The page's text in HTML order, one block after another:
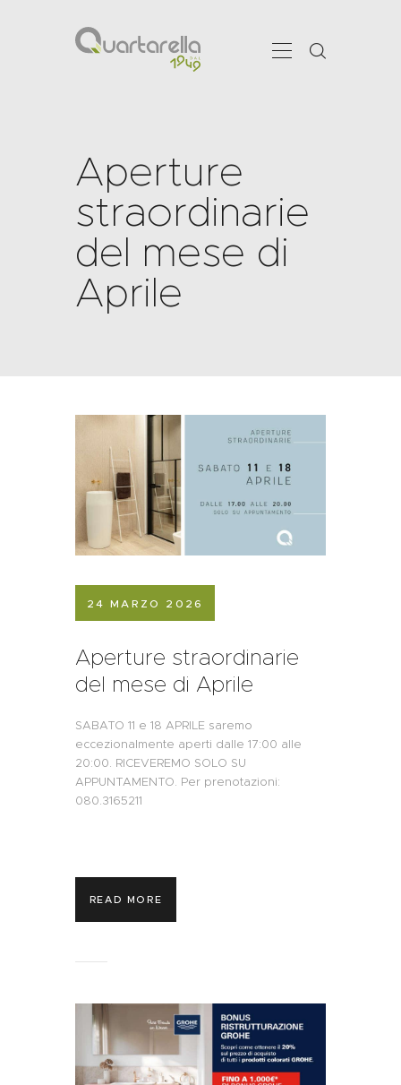
Aperture
straordinarie
del mese di
Aprile
CHI SIAMO
SHOWROOM
SERVIZI
PRODOTTI
PROJECTS
NEWS
CONTATTI
24 MARZO 2026
Aperture straordinarie
del mese di Aprile
SABATO 11 e 18 APRILE saremo
eccezionalmente aperti dalle 17:00 alle
20:00. RICEVEREMO SOLO SU
APPUNTAMENTO. Per prenotazioni:
080.3165211
READ MORE